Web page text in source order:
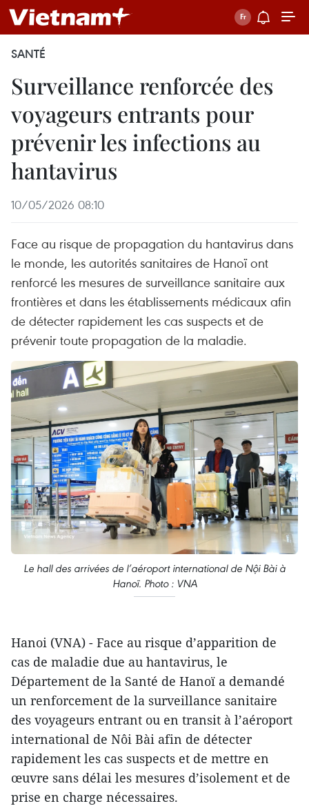
SANTÉ
Surveillance renforcée des
voyageurs entrants pour
prévenir les infections au
hantavirus
10/05/2026 08:10
Face au risque de propagation du hantavirus dans
le monde, les autorités sanitaires de Hanoï ont
renforcé les mesures de surveillance sanitaire aux
frontières et dans les établissements médicaux afin
de détecter rapidement les cas suspects et de
prévenir toute propagation de la maladie.
Le hall des arrivées de l’aéroport international de Nội Bài à
Hanoï. Photo : VNA
Hanoi (VNA) - Face au risque d’apparition de
cas de maladie due au hantavirus, le
Département de la Santé de Hanoï a demandé
un renforcement de la surveillance sanitaire
des voyageurs entrant ou en transit à l’aéroport
international de Nôi Bài afin de détecter
rapidement les cas suspects et de mettre en
œuvre sans délai les mesures d’isolement et de
prise en charge nécessaires.